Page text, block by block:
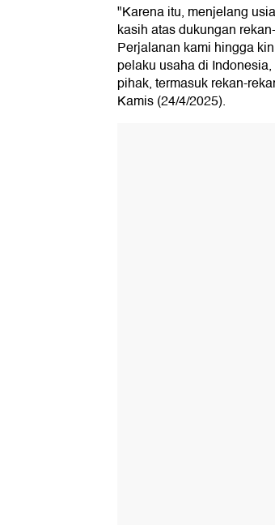
"Karena itu, menjelang
kasih atas dukungan
Perjalanan kami hingga
pelaku usaha di
pihak, termasuk rekan-
Kamis (24/4/2025).